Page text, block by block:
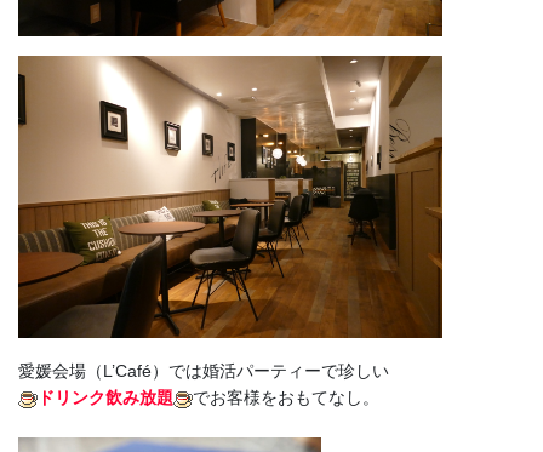
愛媛会場（L’Café）では婚活パーティーで珍しい
ドリンク飲み放題
でお客様をおもてなし。